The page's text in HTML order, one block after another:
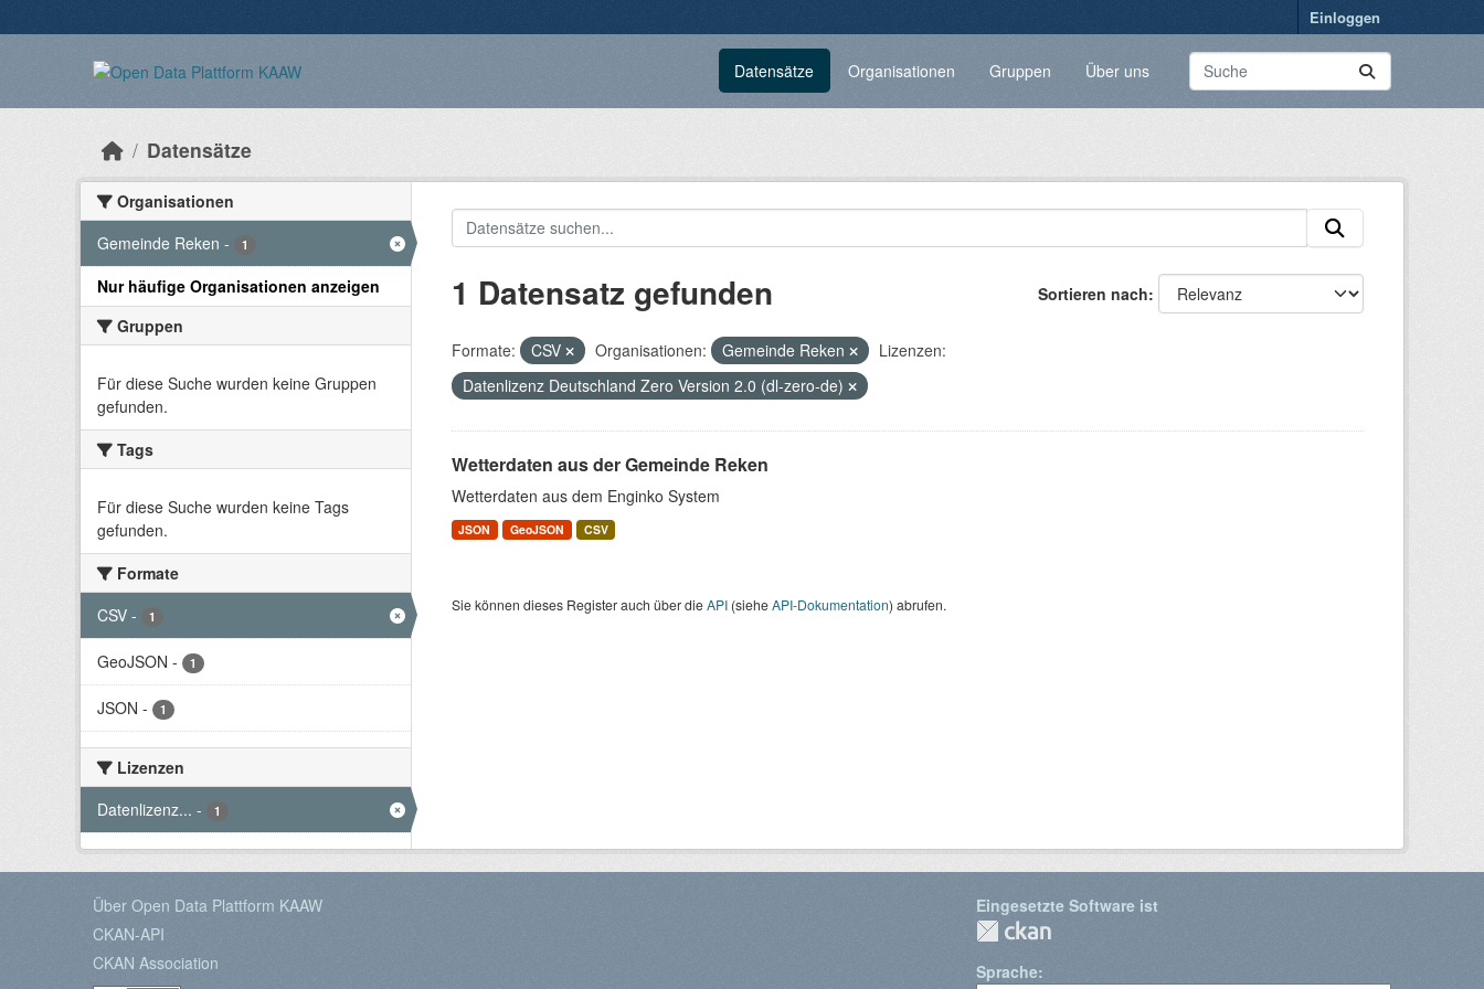
Einloggen
Datensätze Organisationen Gruppen Über uns
Datensätze
Organisationen
Gemeinde Reken - 1
Nur häufige Organisationen anzeigen
Gruppen
Für diese Suche wurden keine Gruppen
gefunden.
Tags
Für diese Suche wurden keine Tags
gefunden.
Formate
CSV - 1
GeoJSON - 1
JSON - 1
Lizenzen
Datenlizenz... - 1
Sortieren nach
1 Datensatz gefunden
Formate: CSV Organisationen: Gemeinde Reken
Lizenzen:
Datenlizenz Deutschland Zero Version 2.0 (dl-zero-de)
Wetterdaten aus der Gemeinde Reken
Wetterdaten aus dem Enginko System
JSON GeoJSON CSV
Sie können dieses Register auch über dieAPI(sieheAPI-Dokumentation) abrufen.
Über Open Data Plattform KAAW
CKAN-API
CKAN Association
Eingesetzte Software ist
Sprache